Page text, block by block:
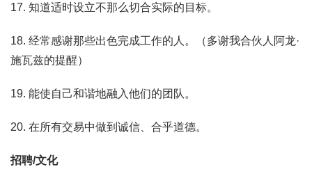
17. 知道适时设立不那么切合实际的目标。
18. 经常感谢那些出色完成工作的人。（多谢我合伙人阿龙·
施瓦兹的提醒）
19. 能使自己和谐地融入他们的团队。
20. 在所有交易中做到诚信、合乎道德。
招聘/文化